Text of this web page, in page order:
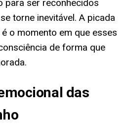
para ser reconhecidos
torne inevitável. A picada
o momento em que esses
de forma que
das